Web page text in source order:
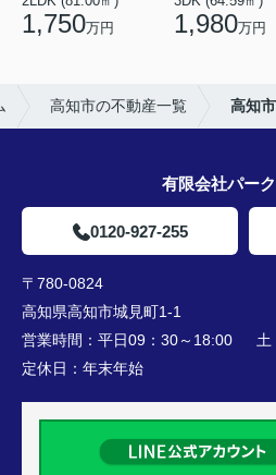
1,750万円 1,980万円
高知市の不動産一覧 高知
有限会社パー
0120-927-255
〒780-0824
高知県高知市城見町1-1
営業時間： 平日09：30～18:00 土
定休日： 年末年始